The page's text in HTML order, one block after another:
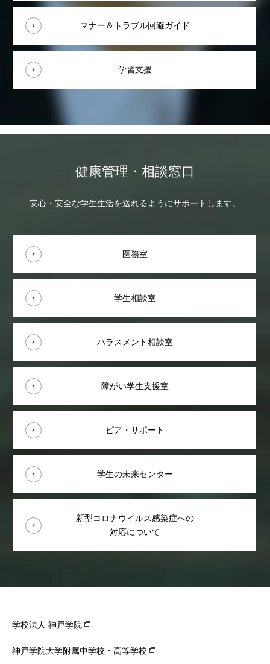
マナー＆トラブル回避ガイド
学習支援
健康管理・相談窓口
安心・安全な学生生活を送れるようにサポートします。
医務室
学生相談室
ハラスメント相談室
障がい学生支援室
ピア・サポート
学生の未来センター
新型コロナウイルス感染症への
対応について
学校法人 神戸学院
神戸学院大学附属中学校・高等学校